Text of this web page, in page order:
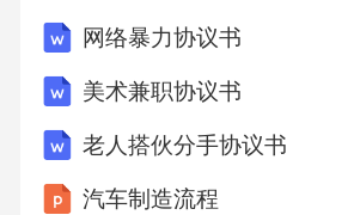
网络暴力协议书
美术兼职协议书
老人搭伙分手协议书
汽车制造流程